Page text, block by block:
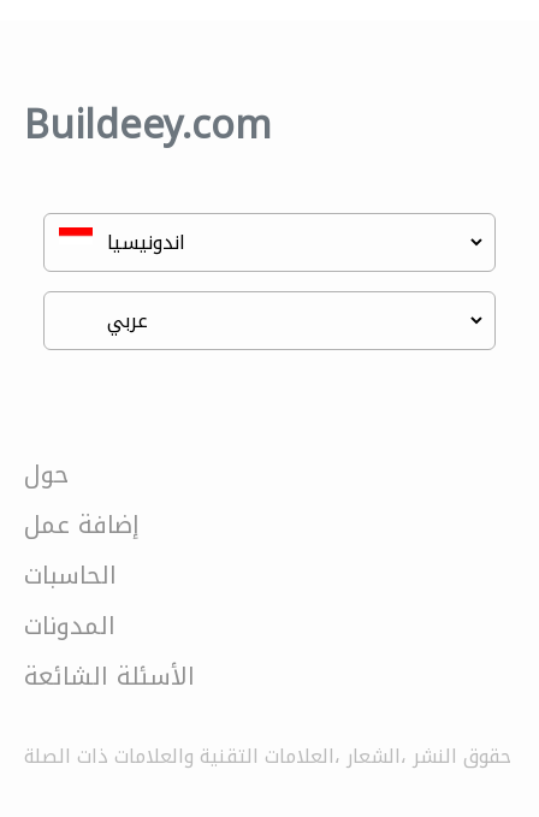
Buildeey.com
حول
إضافة عمل
الحاسبات
المدونات
الأسئلة الشائعة
حقوق النشر ،الشعار ،العلامات التقنية والعلامات ذات الصلة